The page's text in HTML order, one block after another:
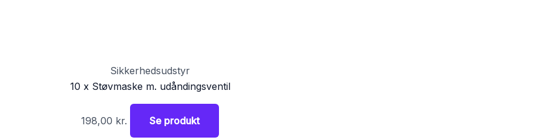
Sikkerhedsudstyr
10 x Støvmaske m. udåndingsventil
198,00 kr. Se produkt